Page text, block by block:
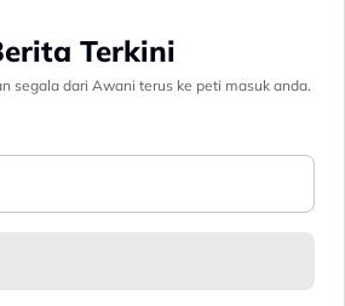
Terkini
segala dari Awani terus ke peti masuk anda.